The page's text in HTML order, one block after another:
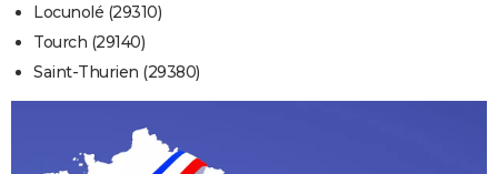
Locunolé (29310)
Tourch (29140)
Saint-Thurien (29380)